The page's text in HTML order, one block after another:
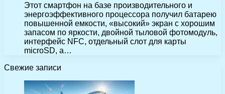
Этот смартфон на базе производительного и
энергоэффективного процессора получил батарею
повышенной емкости, «высокий» экран с хорошим
запасом по яркости, двойной тыловой фотомодуль,
интерфейс NFC, отдельный слот для карты
microSD, а…
Свежие записи